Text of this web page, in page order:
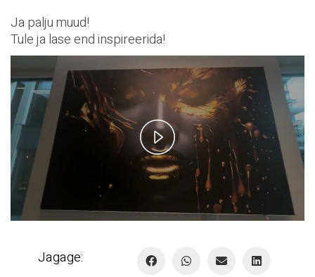
Ja palju muud!
Tule ja lase end inspireerida!
P
l
a
Jagage: